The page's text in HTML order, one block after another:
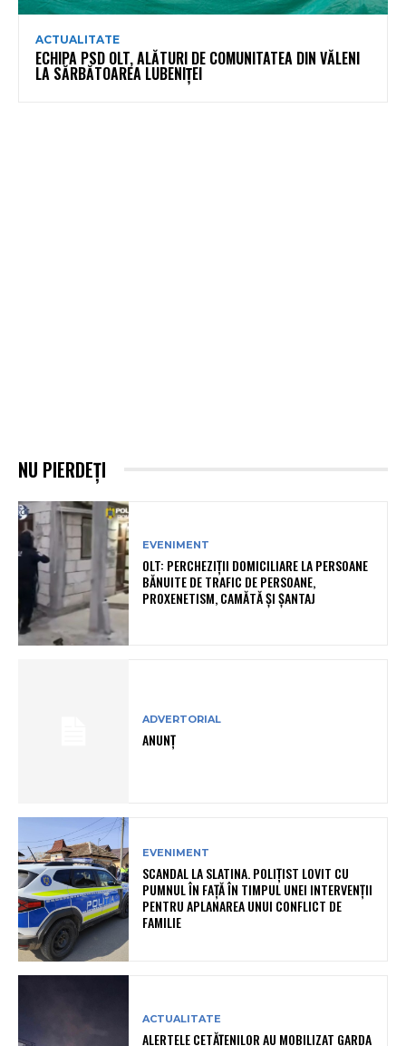
ACTUALITATE
ECHIPA PSD OLT, ALĂTURI DE COMUNITATEA DIN VĂLENI
LA SĂRBĂTOAREA LUBENIȚEI
NU PIERDEȚI
EVENIMENT
OLT: PERCHEZIŢII DOMICILIARE LA PERSOANE
BĂNUITE DE TRAFIC DE PERSOANE,
PROXENETISM, CAMĂTĂ ŞI ŞANTAJ
ADVERTORIAL
ANUNȚ
EVENIMENT
SCANDAL LA SLATINA. POLIȚIST LOVIT CU
PUMNUL ÎN FAȚĂ ÎN TIMPUL UNEI INTERVENȚII
PENTRU APLANAREA UNUI CONFLICT DE
FAMILIE
ACTUALITATE
ALERTELE CETĂȚENILOR AU MOBILIZAT GARDA